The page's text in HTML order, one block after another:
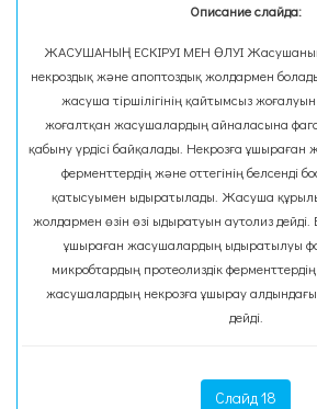
Описание слайда:
ЖАСУШАНЫҢ ЕСКІРУІ МЕН ӨЛУІ Жасушаның
некроздық және апоптоздық жолдармен
жасуша тіршілігінің қайтымсыз жоғалуын
жоғалтқан жасушалардың айналасына
қабыну үрдісі байқалады. Некрозға
ферменттердің және оттегінің белсенді
қатысуымен ыдыратылады. Жасуша
жолдармен өзін өзі ыдыратуын аутолиз дейді.
ұшыраған жасушалардың ыдыратылуы
микробтардың протеолиздік
жасушалардың некрозға ұшырау
дейді.
Слайд 18